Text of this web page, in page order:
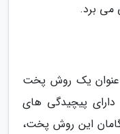
می برد.
عنوان یک روش پخت
پیچیدگی های
این روش پخت،